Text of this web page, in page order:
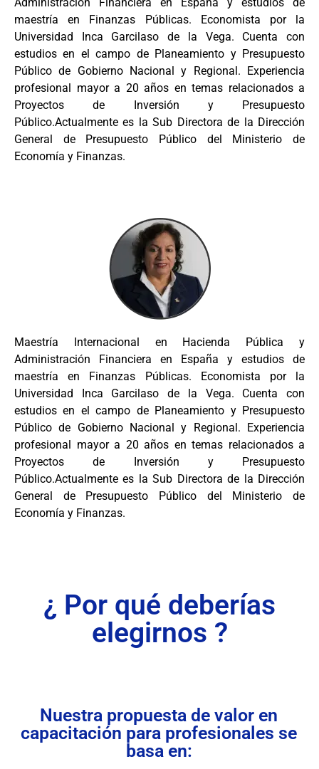
maestría en Finanzas Públicas. Economista por la
Universidad Inca Garcilaso de la Vega. Cuenta con
estudios en el campo de Planeamiento y Presupuesto
Público de Gobierno Nacional y Regional. Experiencia
profesional mayor a 20 años en temas relacionados a
Proyectos de Inversión y Presupuesto
Público.Actualmente es la Sub Directora de la Dirección
General de Presupuesto Público del Ministerio de
Economía y Finanzas.
Maestría Internacional en Hacienda Pública y
Administración Financiera en España y estudios de
maestría en Finanzas Públicas. Economista por la
Universidad Inca Garcilaso de la Vega. Cuenta con
estudios en el campo de Planeamiento y Presupuesto
Público de Gobierno Nacional y Regional. Experiencia
profesional mayor a 20 años en temas relacionados a
Proyectos de Inversión y Presupuesto
Público.Actualmente es la Sub Directora de la Dirección
General de Presupuesto Público del Ministerio de
Economía y Finanzas.
¿ Por qué deberías
elegirnos ?
Nuestra propuesta de valor en
capacitación para profesionales se
basa en: